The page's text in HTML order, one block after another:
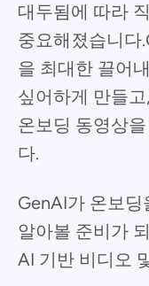
대두됨에 따라
중요해졌습니다
을 최대한 끌어
싶어하게 만들
온보딩 동영상
다.
GenAI가 온보딩
알아볼 준비가
AI 기반 비디오